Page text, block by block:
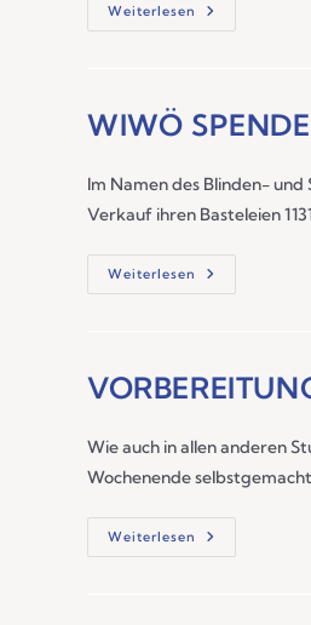
Weiterlesen
WIWÖ
Im Namen des Blinden-
Verkauf ihren Basteleien
Weiterlesen
Wie auch in allen anderen
Wochenende
Weiterlesen